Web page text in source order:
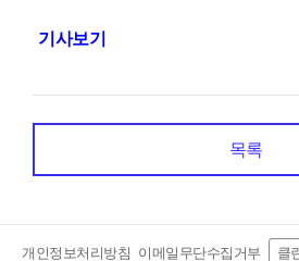
기사보기
목록
개인정보처리방침 이메일무단수집거부 클